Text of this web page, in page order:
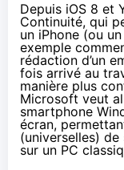
Depuis iOS 8 et
Continuité, qui
un iPhone (ou
exemple
rédaction d’un
fois arrivé au
manière plus
Microsoft veut
smartphone
écran,
(universelles)
sur un PC